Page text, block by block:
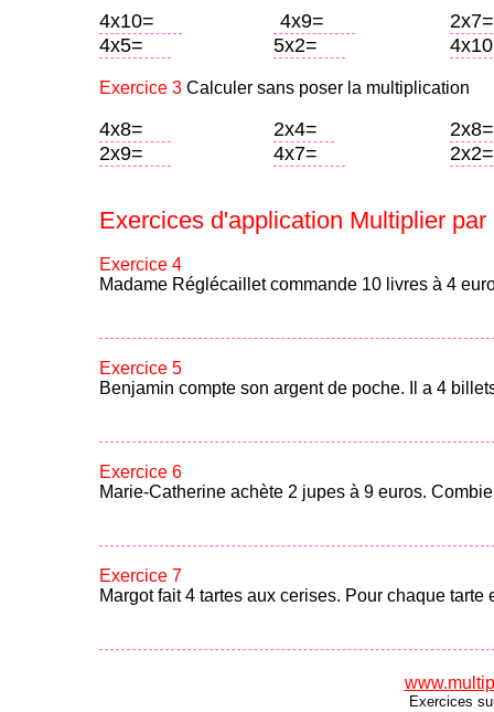
4x10= 4x9=
2x7=
4x5=
5x2=
Exercice 3 Calculer sans poser la multiplication
4x8= 2x4=
2x8=
2x9=
4x7= 2x2=
Exercices d'application Multiplier
Exercice 4
Madame Réglécaillet commande 10 livres à 4
Exercice 5
Benjamin compte son argent de poche. Il a 4
Exercice 6
Marie-Catherine achète 2 jupes à 9 euros.
Exercice 7
Margot fait 4 tartes aux cerises. Pour chaque
Exercices